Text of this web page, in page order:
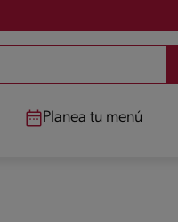
Planea tu menú